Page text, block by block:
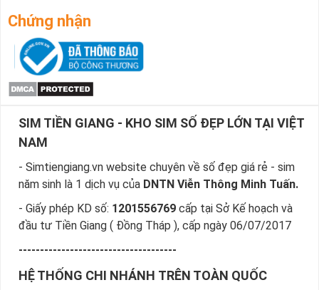
Chứng nhận
SIM TIỀN GIANG - KHO SIM SỐ ĐẸP LỚN TẠI VIỆT
NAM
- Simtiengiang.vn website chuyên về số đẹp giá rẻ - sim
năm sinh là 1 dịch vụ của DNTN Viễn Thông Minh Tuấn.
- Giấy phép KD số: 1201556769 cấp tại Sở Kế hoạch và
đầu tư Tiền Giang ( Đồng Tháp ), cấp ngày 06/07/2017
-------------------------------------
HỆ THỐNG CHI NHÁNH TRÊN TOÀN QUỐC